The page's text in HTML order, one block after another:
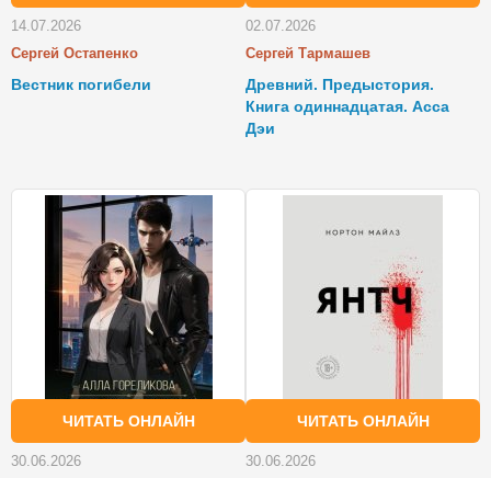
14.07.2026
Сергей Остапенко
Вестник погибели
02.07.2026
Сергей Тармашев
Древний. Предыстория.
Книга одиннадцатая. Асса
Дэи
ЧИТАТЬ ОНЛАЙН
30.06.2026
ЧИТАТЬ ОНЛАЙН
30.06.2026